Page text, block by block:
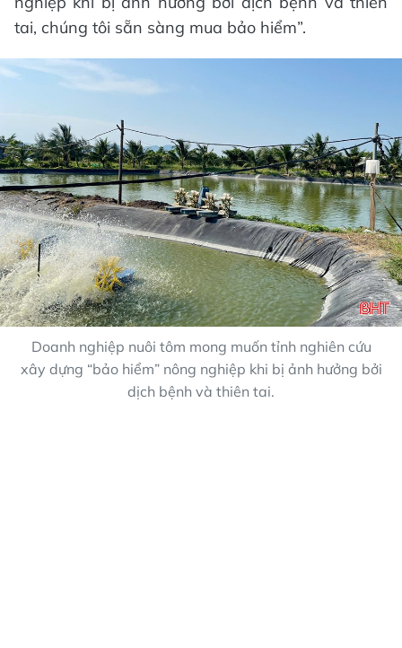
tai, chúng tôi sẵn sàng mua bảo hiểm”.
Doanh nghiệp nuôi tôm mong muốn tỉnh nghiên cứu
xây dựng “bảo hiểm” nông nghiệp khi bị ảnh hưởng bởi
dịch bệnh và thiên tai.